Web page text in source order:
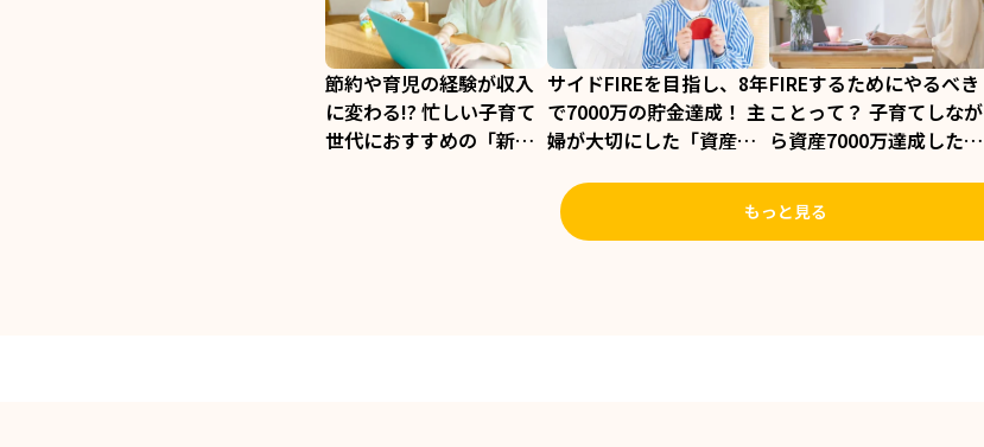
節約や育児の経験が収入
に変わる!? 忙しい子育て
世代におすすめの「新し
サイドFIREを目指し、8年
で7000万の貯金達成！ 主
婦が大切にした「資産を
知識ゼロからのサイド
FIRE（1）
FIREするためにやるべき
ことって？ 子育てしなが
ら資産7000万達成した主
からのサイドFIRE（2）
もっと見る